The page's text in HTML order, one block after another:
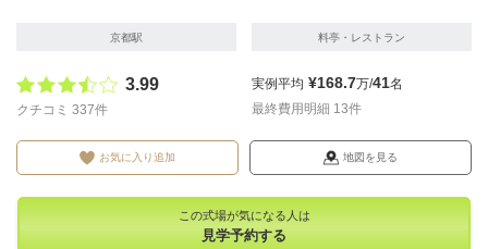
京都駅 料亭・レストラン
3.99
クチコミ 337件
実例平均 ¥168.7万/41名
最終費用明細 13件
お気に入り追加 地図を見る
この式場が気になる人は
見学予約する